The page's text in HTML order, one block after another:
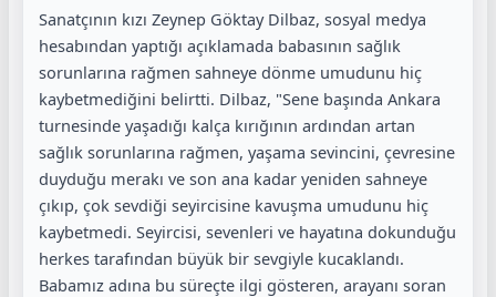
Sanatçının kızı Zeynep Göktay Dilbaz, sosyal medya
hesabından yaptığı açıklamada babasının sağlık
sorunlarına rağmen sahneye dönme umudunu hiç
kaybetmediğini belirtti. Dilbaz, "Sene başında Ankara
turnesinde yaşadığı kalça kırığının ardından artan
sağlık sorunlarına rağmen, yaşama sevincini, çevresine
duyduğu merakı ve son ana kadar yeniden sahneye
çıkıp, çok sevdiği seyircisine kavuşma umudunu hiç
kaybetmedi. Seyircisi, sevenleri ve hayatına dokunduğu
herkes tarafından büyük bir sevgiyle kucaklandı.
Babamız adına bu süreçte ilgi gösteren, arayanı soran